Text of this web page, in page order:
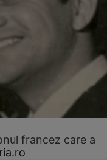
francez care a